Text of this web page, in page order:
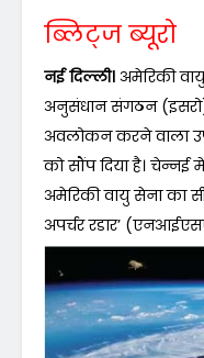
ब्लिट्ज ब्यूरो
नई दिल्ली। अमेरिकी
अनुसंधान संगठन (इसरो)
अवलोकन करने वाला
को सौंप दिया है। चेन्नई
अमेरिकी वायु सेना का
अपर्चर रडार’